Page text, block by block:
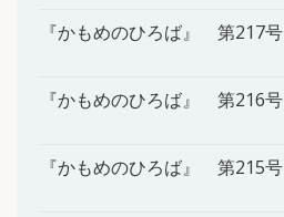
『かもめのひろば』 第217号
『かもめのひろば』 第216号
『かもめのひろば』 第215号